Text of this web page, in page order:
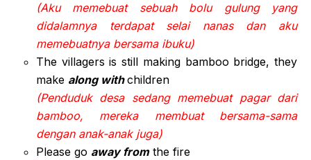
(Aku memebuat sebuah bolu gulung yang
didalamnya terdapat selai nanas dan aku
memebuatnya bersama ibuku)
The villagers is still making bamboo bridge, they
make along withchildren
(Penduduk desa sedang memebuat pagar dari
bamboo, mereka membuat bersama-sama
dengan anak-anak juga)
Please go away fromthe fire